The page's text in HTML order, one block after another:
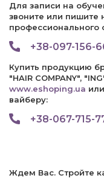
Для записи на
звоните или пишите
профессионального
+38-097-156-
Купить продукцию
"HAIR COMPANY",
www.eshoping.ua
вайберу:
+38-067-715-
Ждем Вас. Стройте